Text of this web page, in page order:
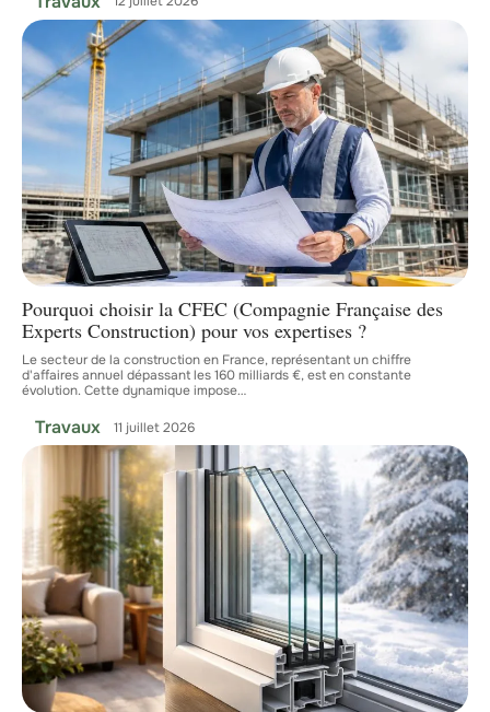
Pourquoi choisir la CFEC (Compagnie Française des
Experts Construction) pour vos expertises ?
Le secteur de la construction en France, représentant un chiffre
d'affaires annuel dépassant les 160 milliards €, est en constante
évolution. Cette dynamique impose…
Travaux 11 juillet 2026